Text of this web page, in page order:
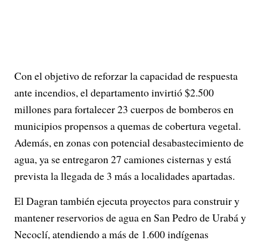
Con el objetivo de reforzar la capacidad de respuesta
ante incendios, el departamento invirtió $2.500
millones para fortalecer 23 cuerpos de bomberos en
municipios propensos a quemas de cobertura vegetal.
Además, en zonas con potencial desabastecimiento de
agua, ya se entregaron 27 camiones cisternas y está
prevista la llegada de 3 más a localidades apartadas.
El Dagran también ejecuta proyectos para construir y
mantener reservorios de agua en San Pedro de Urabá y
Necoclí, atendiendo a más de 1.600 indígenas